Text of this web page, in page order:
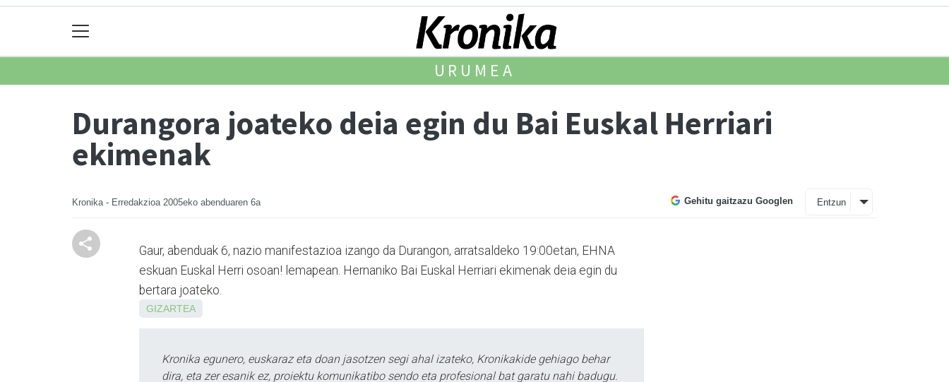
URUMEA
Durangora joateko deia egin du Bai Euskal Herriari
ekimenak
Kronika - Erredakzioa 2005eko abenduaren 6a Gehitu gaitzazu Googlen Entzun
Gaur, abenduak 6, nazio manifestazioa izango da Durangon, arratsaldeko 19:00etan, EHNA
eskuan Euskal Herri osoan! lemapean. Hernaniko Bai Euskal Herriari ekimenak deia egin du
bertara joateko.
GIZARTEA
Kronika egunero, euskaraz eta doan jasotzen segi ahal izateko, Kronikakide gehiago behar
dira, eta zer esanik ez, proiektu komunikatibo sendo eta profesional bat garatu nahi badugu.